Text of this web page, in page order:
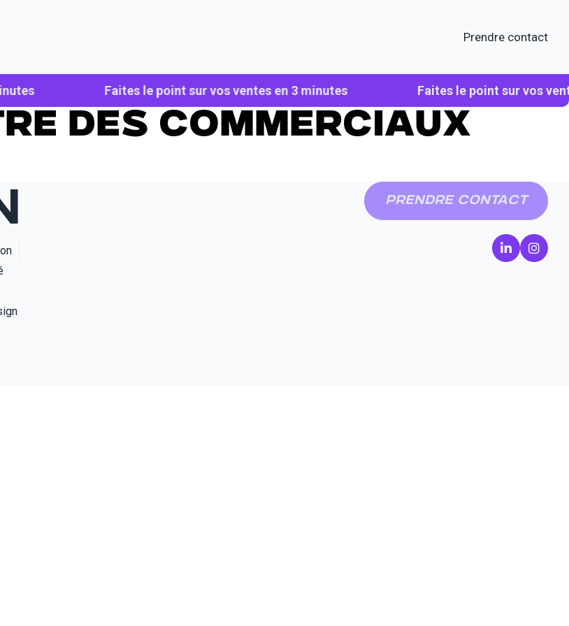
Prendre contact
Faites le point sur vos ventes en 3 minutes Faites le point sur vos
des commerciaux
(s'ouvre dans un nouvel onglet)
Prendre contact
(s'ouvre